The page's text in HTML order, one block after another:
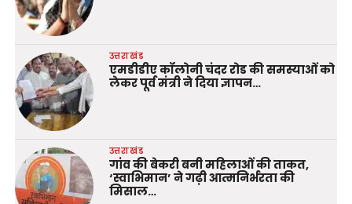
उत्तराखंड
एमडीडीए कॉलोनी चंदर रोड की समस्याओं को
लेकर पूर्व मंत्री ने दिया ज्ञापन…
उत्तराखंड
गांव की बेकरी बनी महिलाओं की ताकत,
‘स्वाभिमान’ ने गढ़ी आत्मनिर्भरता की
मिसाल…